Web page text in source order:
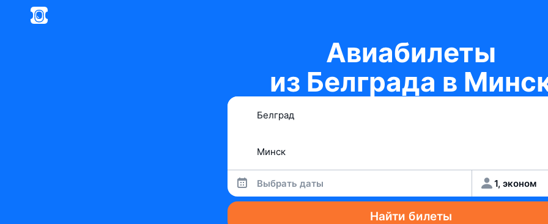
Авиабилеты
из Белграда в
Выбрать даты 1, эконом
Найти билеты